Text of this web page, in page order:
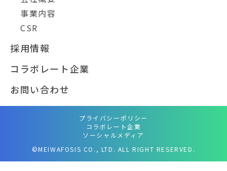
事業内容
CSR
採用情報
コラボレート企業
お問い合わせ
プライバシーポリシー
コラボレート企業
ソーシャルメディア
©MEIWAFOSIS CO., LTD. ALL RIGHT RESERVED.